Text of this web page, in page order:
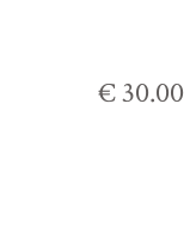
€ 30.00